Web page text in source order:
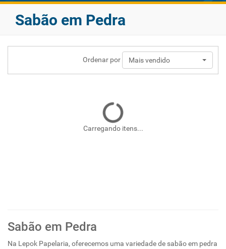
Sabão em Pedra
Ordenar por Mais vendido
Carregando itens...
Sabão em Pedra
Na Lepok Papelaria, oferecemos uma variedade de sabão em pedra